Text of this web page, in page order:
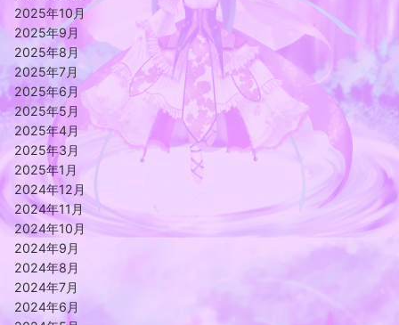
2025年10月
2025年9月
2025年8月
2025年7月
2025年6月
2025年5月
2025年4月
2025年3月
2025年1月
2024年12月
2024年11月
2024年10月
2024年9月
2024年8月
2024年7月
2024年6月